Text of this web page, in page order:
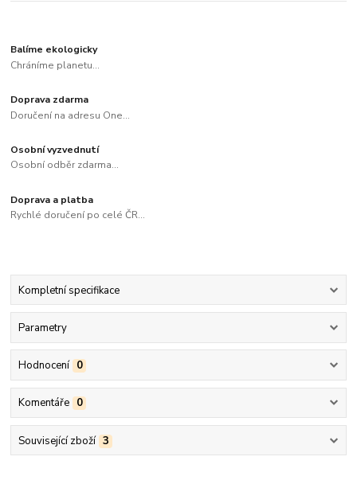
Balíme ekologicky
Chráníme planetu...
Doprava zdarma
Doručení na adresu One...
Osobní vyzvednutí
Osobní odběr zdarma...
Doprava a platba
Rychlé doručení po celé ČR...
Kompletní specifikace
Parametry
Hodnocení 0
Komentáře 0
Související zboží 3